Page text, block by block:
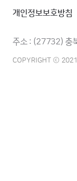
개인정보보호방침
주소 : (27732) 충
COPYRIGHT ⓒ